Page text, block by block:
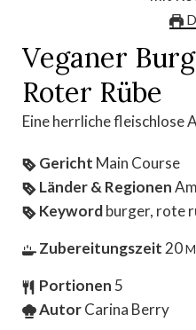
Veganer
Roter Rübe
Eine herrliche fleischlose
Gericht Main Course
Länder & Regionen
Keywordburger, rote
Zubereitungszeit20
Portionen 5
AutorCarina Berry